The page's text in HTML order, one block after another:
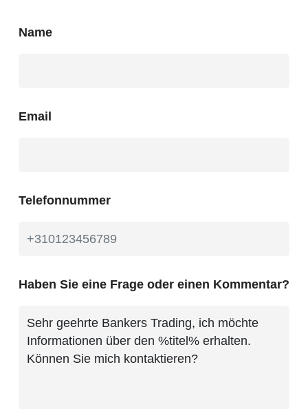
Name
Email
Telefonnummer
Haben Sie eine Frage oder einen Kommentar?